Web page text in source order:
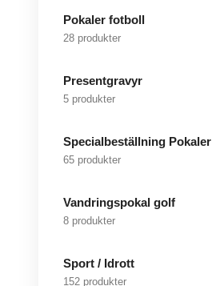
Pokaler fotboll
28 produkter
Presentgravyr
5 produkter
Specialbeställning Pokaler
65 produkter
Vandringspokal golf
8 produkter
Sport / Idrott
152 produkter